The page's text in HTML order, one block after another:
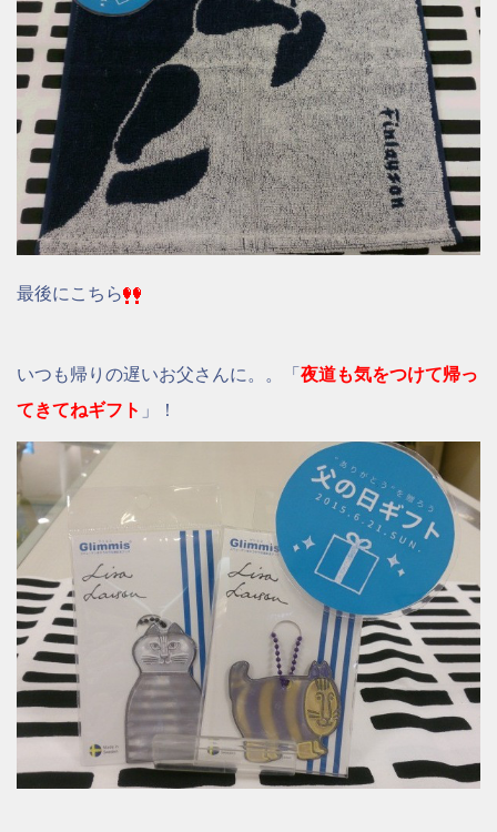
最後にこちら
いつも帰りの遅いお父さんに。。「 夜道も気をつけて帰っ
てきてねギフト 」！